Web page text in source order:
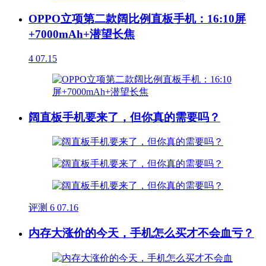
OPPO立项第二款阔比例直板手机：16:10屏
+7000mAh+潜望长焦
4 07.15
阔直板手机要来了，但你真的需要吗？
评测 6 07.16
内存大涨价的今天，手机怎么买才不会血亏？